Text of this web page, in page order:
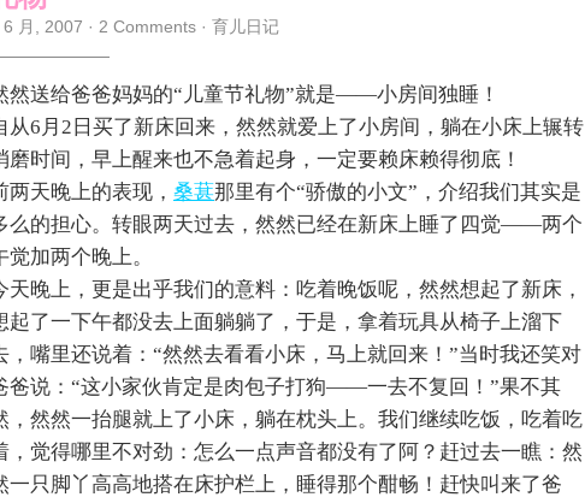
6 月, 2007 · 2 Comments · 育儿日记
然送给爸爸妈妈的“儿童节礼物”就是——小房间独睡！
从6月2日买了新床回来，然然就爱上了小房间，躺在小床上辗转
磨时间，早上醒来也不急着起身，一定要赖床赖得彻底！
两天晚上的表现， 桑葚那里有个“骄傲的小文”，介绍我们其实是
么的担心。转眼两天过去，然然已经在新床上睡了四觉——两个
觉加两个晚上。
天晚上，更是出乎我们的意料：吃着晚饭呢，然然想起了新床，
起了一下午都没去上面躺躺了，于是，拿着玩具从椅子上溜下
，嘴里还说着：“然然去看看小床，马上就回来！”当时我还笑对
爸说：“这小家伙肯定是肉包子打狗——一去不复回！”果不其
，然然一抬腿就上了小床，躺在枕头上。我们继续吃饭，吃着吃
，觉得哪里不对劲：怎么一点声音都没有了阿？赶过去一瞧：然
一只脚丫高高地搭在床护栏上，睡得那个酣畅！赶快叫来了爸